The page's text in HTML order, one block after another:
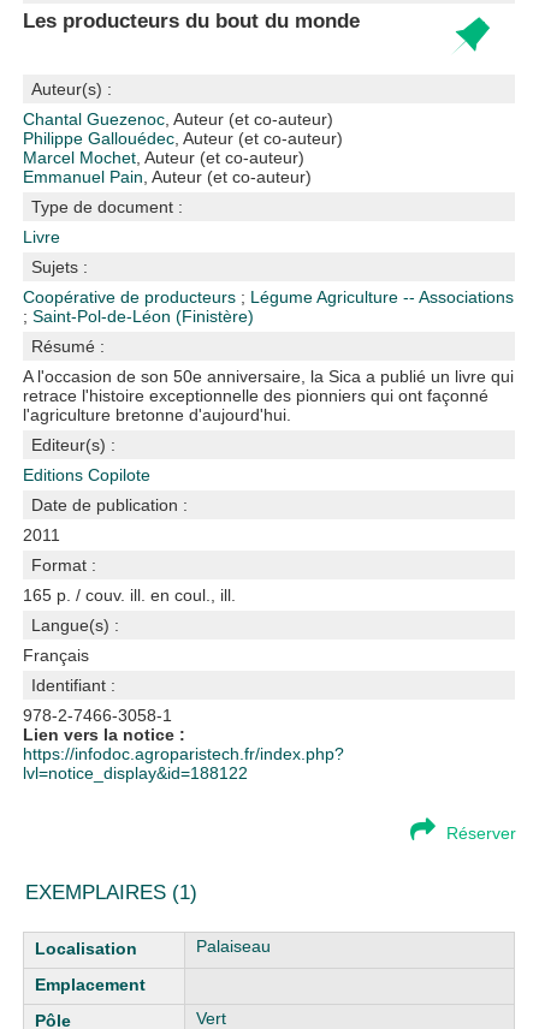
Les producteurs du bout du monde
Auteur(s) :
Chantal Guezenoc , Auteur (et co-auteur)
Philippe Gallouédec , Auteur (et co-auteur)
Marcel Mochet , Auteur (et co-auteur)
Emmanuel Pain , Auteur (et co-auteur)
Type de document :
Livre
Sujets :
Coopérative de producteurs ; LégumeAgriculture -- Associations
;Saint-Pol-de-Léon (Finistère)
Résumé :
A l'occasion de son 50e anniversaire, la Sica a publié un livre qui
retrace l'histoire exceptionnelle des pionniers qui ont façonné
l'agriculture bretonne d'aujourd'hui.
Editeur(s) :
Editions Copilote
Date de publication :
2011
Format :
165 p. / couv. ill. en coul., ill.
Langue(s) :
Français
Identifiant :
978-2-7466-3058-1
Lien vers la notice :
https://infodoc.agroparistech.fr/index.php?
lvl=notice_display&id=188122
Réserver
EXEMPLAIRES (1)
Liste des exemplaires Palaiseau
Vert